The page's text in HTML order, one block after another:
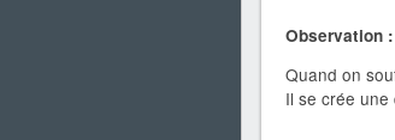
Observation :
Quand on
Il se crée